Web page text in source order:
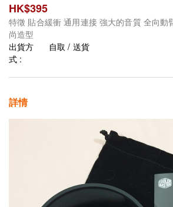
HK$395
特徵 貼合緩衝 通用連接 強大的音質 全向動
尚造型
出貨方
式 :
自取 / 送貨
詳情